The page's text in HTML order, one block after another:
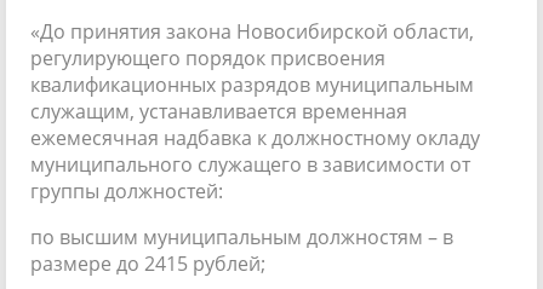
«До принятия закона Новосибирской области,
регулирующего порядок присвоения
квалификационных разрядов муниципальным
служащим, устанавливается временная
ежемесячная надбавка к должностному окладу
муниципального служащего в зависимости от
группы должностей:
по высшим муниципальным должностям – в
размере до 2415 рублей;